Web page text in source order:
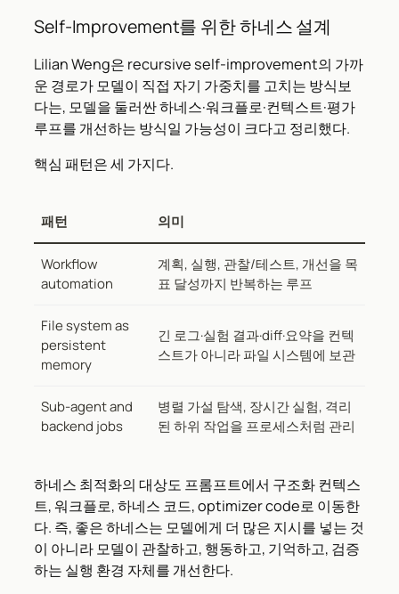
Self-Improvement를 위한 하네스 설계
Lilian Weng은 recursive self-improvement의 가까
운 경로가 모델이 직접 자기 가중치를 고치는 방식보
다는, 모델을 둘러싼 하네스·워크플로·컨텍스트·평가
루프를 개선하는 방식일 가능성이 크다고 정리했다.
핵심 패턴은 세 가지다.
패턴 의미
Workflow
automation
계획, 실행, 관찰/테스트, 개선을 목
표 달성까지 반복하는 루프
File system as
persistent
memory
긴 로그·실험 결과·diff·요약을 컨텍
스트가 아니라 파일 시스템에 보관
Sub-agent and
backend jobs
병렬 가설 탐색, 장시간 실험, 격리
된 하위 작업을 프로세스처럼 관리
하네스 최적화의 대상도 프롬프트에서 구조화 컨텍스
트, 워크플로, 하네스 코드, optimizer code로 이동한
다. 즉, 좋은 하네스는 모델에게 더 많은 지시를 넣는 것
이 아니라 모델이 관찰하고, 행동하고, 기억하고, 검증
하는 실행 환경 자체를 개선한다.